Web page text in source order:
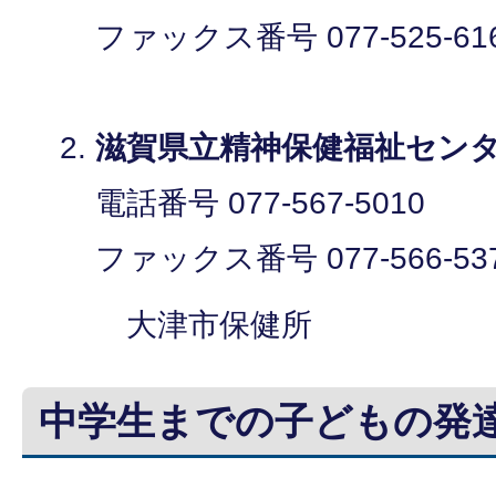
ファックス番号 077-525-
滋賀県立精神保健福祉セ
電話番号 077-567-5010
ファックス番号 077-566-
大津市保健所
中学生までの子どもの発